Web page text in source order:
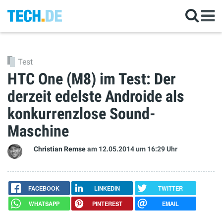
Test
HTC One (M8) im Test: Der
derzeit edelste Androide als
konkurrenzlose Sound-
Maschine
Christian Remseam 12.05.2014um 16:29 Uhr
FACEBOOK LINKEDIN
TWITTER
WHATSAPP
PINTEREST EMAIL